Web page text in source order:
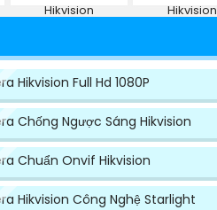
Hikvision
Hikvision
Hikvision Full Hd 1080P
Chống Ngược Sáng Hikvision
Chuẩn Onvif Hikvision
Hikvision Công Nghệ Starlight